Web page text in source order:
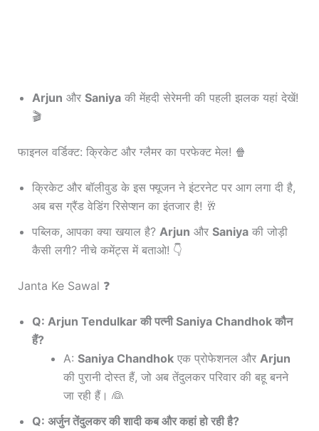
Arjun और Saniyaकी मेंहदी सेरेमनी की पहली झलक यहां देखें!
🎬
फाइनल वर्डिक्ट: क्रिकेट और ग्लैमर का परफेक्ट मेल! 🍿
क्रिकेट और बॉलीवुड के इस फ्यूजन ने इंटरनेट पर आग लगा दी है,
अब बस ग्रैंड वेडिंग रिसेप्शन का इंतजार है! 🥂
पब्लिक, आपका क्या खयाल है? Arjun और Saniyaकी जोड़ी
कैसी लगी? नीचे कमेंट्स में बताओ! 👇
Janta Ke Sawal ❓
Q: Arjun Tendulkar की पत्नी Saniya Chandhok कौन
हैं?
A: Saniya Chandhokएक प्रोफेशनल और Arjun
की पुरानी दोस्त हैं, जो अब तेंदुलकर परिवार की बहू बनने
जा रही हैं। 👰
Q: अर्जुन तेंदुलकर की शादी कब और कहां हो रही है?